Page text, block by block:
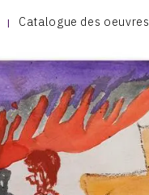
Catalogue des oeuvres